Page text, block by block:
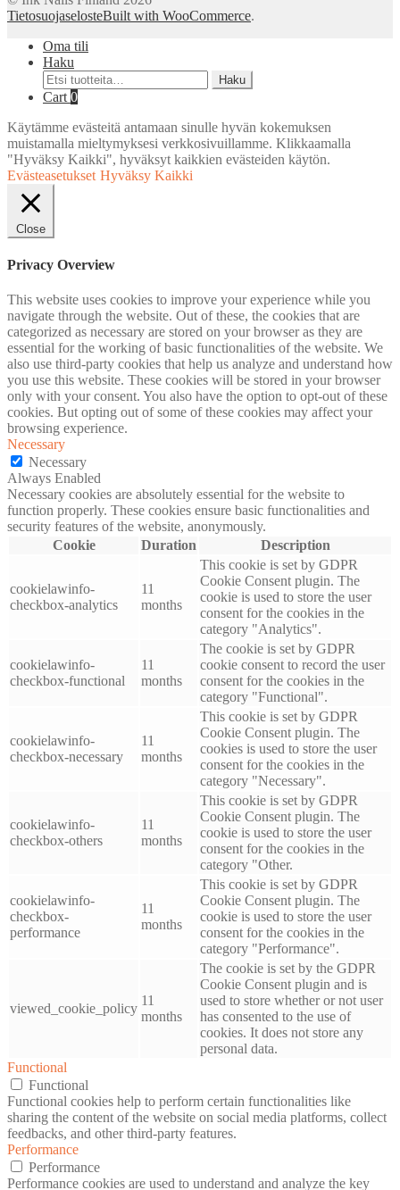
TietosuojaselosteBuilt with WooCommerce.
Oma tili
Haku
Etsi:
Haku
Cart 0
Käytämme evästeitä antamaan sinulle hyvän kokemuksen
muistamalla mieltymyksesi verkkosivuillamme. Klikkaamalla
"Hyväksy Kaikki", hyväksyt kaikkien evästeiden käytön.
Evästeasetukset Hyväksy Kaikki
Close
Privacy Overview
This website uses cookies to improve your experience while you
navigate through the website. Out of these, the cookies that are
categorized as necessary are stored on your browser as they are
essential for the working of basic functionalities of the website. We
also use third-party cookies that help us analyze and understand how
you use this website. These cookies will be stored in your browser
only with your consent. You also have the option to opt-out of these
cookies. But opting out of some of these cookies may affect your
browsing experience.
Necessary
Necessary
Always Enabled
Necessary cookies are absolutely essential for the website to
function properly. These cookies ensure basic functionalities and
security features of the website, anonymously.
Cookie
Duration Description
cookielawinfo-
checkbox-analytics
11
months
This cookie is set by GDPR
Cookie Consent plugin. The
cookie is used to store the user
consent for the cookies in the
category "Analytics".
cookielawinfo-
checkbox-functional
11
months
The cookie is set by GDPR
cookie consent to record the user
consent for the cookies in the
category "Functional".
cookielawinfo-
checkbox-necessary
11
months
This cookie is set by GDPR
Cookie Consent plugin. The
cookies is used to store the user
consent for the cookies in the
category "Necessary".
cookielawinfo-
checkbox-others
11
months
This cookie is set by GDPR
Cookie Consent plugin. The
cookie is used to store the user
consent for the cookies in the
category "Other.
cookielawinfo-
checkbox-
performance
11
months
This cookie is set by GDPR
Cookie Consent plugin. The
cookie is used to store the user
consent for the cookies in the
category "Performance".
viewed_cookie_policy
11
months
The cookie is set by the GDPR
Cookie Consent plugin and is
used to store whether or not user
has consented to the use of
cookies. It does not store any
personal data.
Functional
Functional
Functional cookies help to perform certain functionalities like
sharing the content of the website on social media platforms, collect
feedbacks, and other third-party features.
Performance
Performance
Performance cookies are used to understand and analyze the key